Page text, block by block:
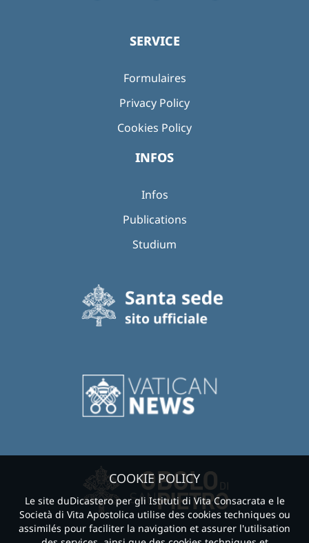
SERVICE
Formulaires
Privacy Policy
Cookies Policy
INFOS
Infos
Publications
Studium
COOKIE POLICY
Le site duDicastero per gli Istituti di Vita Consacrata e le
Società di Vita Apostolica utilise des cookies techniques ou
assimilés pour faciliter la navigation et assurer l'utilisation